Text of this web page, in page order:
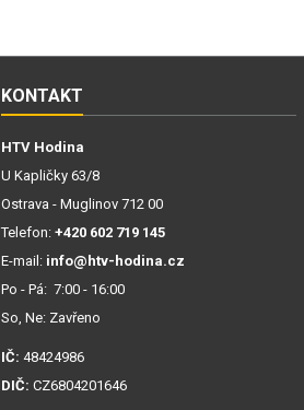
KONTAKT
HTV Hodina
U Kapličky 63/8
Ostrava - Muglinov 712 00
Telefon: +420 602 719 145
E-mail: info@htv-hodina.cz
Po - Pá: 7:00 - 16:00
So, Ne: Zavřeno
IČ: 48424986
DIČ: CZ6804201646